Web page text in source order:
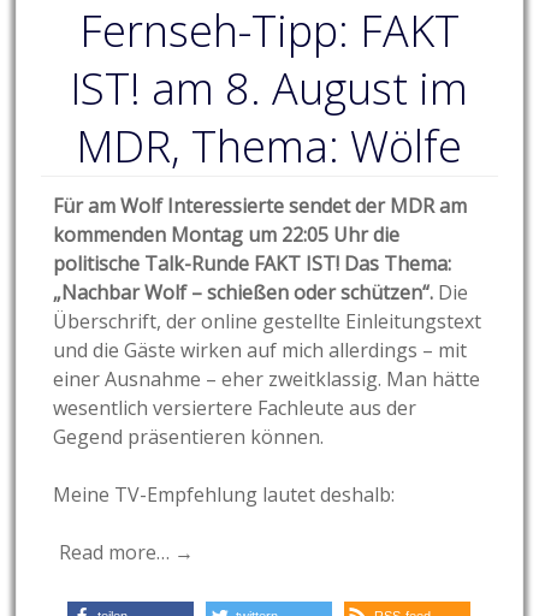
Fernseh-Tipp: FAKT
IST! am 8. August im
MDR, Thema: Wölfe
Für am Wolf Interessierte sendet der MDR am
kommenden Montag um 22:05 Uhr die
politische Talk-Runde FAKT IST! Das Thema:
„Nachbar Wolf – schießen oder schützen“. Die
Überschrift, der online gestellte Einleitungstext
und die Gäste wirken auf mich allerdings – mit
einer Ausnahme – eher zweitklassig. Man hätte
wesentlich versiertere Fachleute aus der
Gegend präsentieren können.
Meine TV-Empfehlung lautet deshalb:
Read more… →